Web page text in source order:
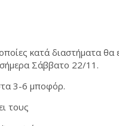
κατά διαστήματα
Σάββατο 22/11.
3-6 μποφόρ.
τους